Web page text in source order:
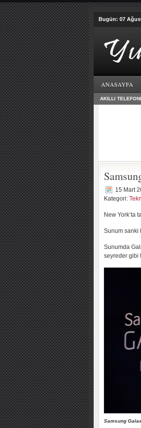
Bugün: 07
ANASAYFA
AKILLI
15 Mart
Kategori:
New York’ta
Sunum sanki
Sunumda
seyreder gibi
Samsung